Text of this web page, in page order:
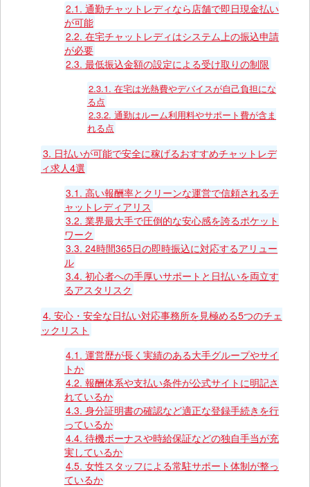
2.1. 通勤チャットレディなら店舗で即日現金払い
が可能
2.2. 在宅チャットレディはシステム上の振込申請
が必要
2.3. 最低振込金額の設定による受け取りの制限
2.3.1. 在宅は光熱費やデバイスが自己負担にな
る点
2.3.2. 通勤はルーム利用料やサポート費が含ま
れる点
3. 日払いが可能で安全に稼げるおすすめチャットレデ
ィ求人4選
3.1. 高い報酬率とクリーンな運営で信頼されるチ
ャットレディアリス
3.2. 業界最大手で圧倒的な安心感を誇るポケット
ワーク
3.3. 24時間365日の即時振込に対応するアリュー
ル
3.4. 初心者への手厚いサポートと日払いを両立す
るアスタリスク
4. 安心・安全な日払い対応事務所を見極める5つのチェ
ックリスト
4.1. 運営歴が長く実績のある大手グループやサイ
トか
4.2. 報酬体系や支払い条件が公式サイトに明記さ
れているか
4.3. 身分証明書の確認など適正な登録手続きを行
っているか
4.4. 待機ボーナスや時給保証などの独自手当が充
実しているか
4.5. 女性スタッフによる常駐サポート体制が整っ
ているか